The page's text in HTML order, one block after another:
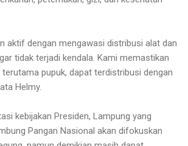
aktif dengan mengawasi distribusi alat dan
tidak terjadi kendala. Kami memastikan
terutama pupuk, dapat terdistribusi dengan
Helmy.
kebijakan Presiden, Lampung yang
Pangan Nasional akan difokuskan